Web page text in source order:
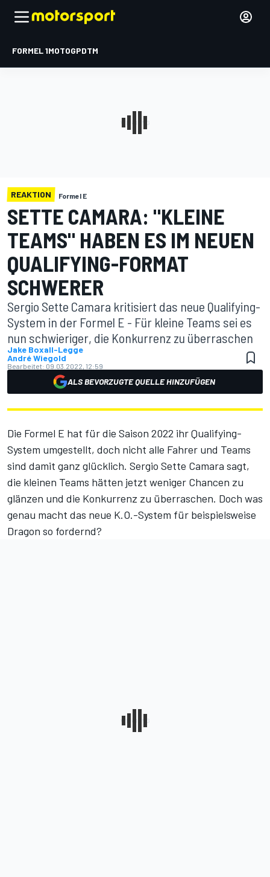
FORMEL 1MOTOGPDTM
REAKTION Formel E
SETTE CAMARA: "KLEINE
TEAMS" HABEN ES IM NEUEN
QUALIFYING-FORMAT
SCHWERER
Sergio Sette Camara kritisiert das neue Qualifying-
System in der Formel E - Für kleine Teams sei es
nun schwieriger, die Konkurrenz zu überraschen
Jake Boxall-Legge
André Wiegold
Bearbeitet: 09.03.2022, 12:59
ALS BEVORZUGTE QUELLE HINZUFÜGEN
Die Formel E hat für die Saison 2022 ihr Qualifying-
System umgestellt, doch nicht alle Fahrer und Teams
sind damit ganz glücklich. Sergio Sette Camara sagt,
die kleinen Teams hätten jetzt weniger Chancen zu
glänzen und die Konkurrenz zu überraschen. Doch was
genau macht das neue K.O.-System für beispielsweise
Dragon so fordernd?